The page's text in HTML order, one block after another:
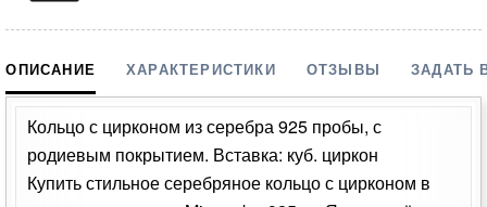
ОПИСАНИЕ ХАРАКТЕРИСТИКИ ОТЗЫВЫ ЗАДАТЬ
Кольцо с цирконом из серебра 925 пробы, с
родиевым покрытием. Вставка: куб. циркон
Купить стильное серебряное кольцо с цирконом в